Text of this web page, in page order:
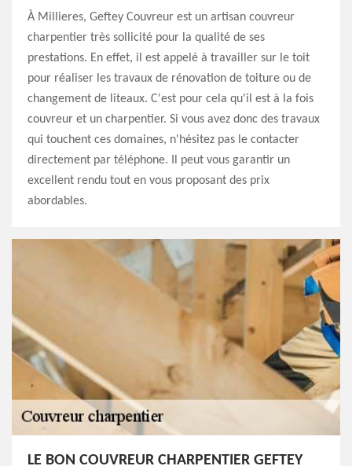
À Millieres, Geftey Couvreur est un artisan couvreur
charpentier très sollicité pour la qualité de ses
prestations. En effet, il est appelé à travailler sur le toit
pour réaliser les travaux de rénovation de toiture ou de
changement de liteaux. C'est pour cela qu'il est à la fois
couvreur et un charpentier. Si vous avez donc des travaux
qui touchent ces domaines, n'hésitez pas le contacter
directement par téléphone. Il peut vous garantir un
excellent rendu tout en vous proposant des prix
abordables.
LE BON COUVREUR CHARPENTIER GEFTEY